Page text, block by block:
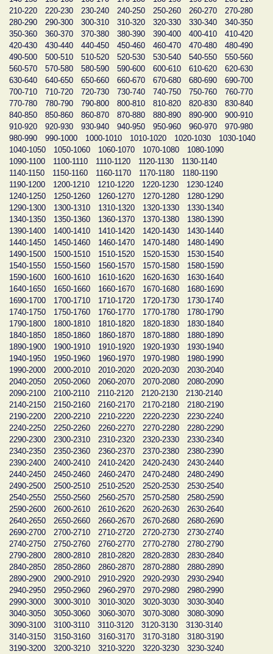
210-220
220-230 230-240 240-250 250-260 260-270
270-280
280-290
290-300 300-310 310-320 320-330 330-340
340-350
350-360
360-370 370-380 380-390 390-400 400-410
410-420
420-430
430-440 440-450 450-460 460-470 470-480
480-490
490-500
500-510 510-520 520-530 530-540 540-550
550-560
560-570
570-580 580-590 590-600 600-610 610-620
620-630
630-640
640-650 650-660 660-670 670-680 680-690
690-700
700-710
710-720 720-730 730-740 740-750 750-760
760-770
770-780
780-790 790-800 800-810 810-820 820-830
830-840
840-850
850-860 860-870 870-880 880-890 890-900
900-910
910-920
920-930 930-940 940-950 950-960 960-970
970-980
980-990
990-1000 1000-1010 1010-1020 1020-1030
1030-1040
1040-1050
1050-1060 1060-1070 1070-1080
1080-1090
1090-1100
1100-1110 1110-1120 1120-1130
1130-1140
1140-1150
1150-1160 1160-1170 1170-1180
1180-1190
1190-1200
1200-1210 1210-1220 1220-1230
1230-1240
1240-1250
1250-1260 1260-1270 1270-1280
1280-1290
1290-1300
1300-1310 1310-1320 1320-1330
1330-1340
1340-1350
1350-1360 1360-1370 1370-1380
1380-1390
1390-1400
1400-1410 1410-1420 1420-1430
1430-1440
1440-1450
1450-1460 1460-1470 1470-1480
1480-1490
1490-1500
1500-1510 1510-1520 1520-1530
1530-1540
1540-1550
1550-1560 1560-1570 1570-1580
1580-1590
1590-1600
1600-1610 1610-1620 1620-1630
1630-1640
1640-1650
1650-1660 1660-1670 1670-1680
1680-1690
1690-1700
1700-1710 1710-1720 1720-1730
1730-1740
1740-1750
1750-1760 1760-1770 1770-1780
1780-1790
1790-1800
1800-1810 1810-1820 1820-1830
1830-1840
1840-1850
1850-1860 1860-1870 1870-1880
1880-1890
1890-1900
1900-1910 1910-1920 1920-1930
1930-1940
1940-1950
1950-1960 1960-1970 1970-1980
1980-1990
1990-2000
2000-2010 2010-2020 2020-2030
2030-2040
2040-2050
2050-2060 2060-2070 2070-2080
2080-2090
2090-2100
2100-2110 2110-2120 2120-2130
2130-2140
2140-2150
2150-2160 2160-2170 2170-2180
2180-2190
2190-2200
2200-2210 2210-2220 2220-2230
2230-2240
2240-2250
2250-2260 2260-2270 2270-2280
2280-2290
2290-2300
2300-2310 2310-2320 2320-2330
2330-2340
2340-2350
2350-2360 2360-2370 2370-2380
2380-2390
2390-2400
2400-2410 2410-2420 2420-2430
2430-2440
2440-2450
2450-2460 2460-2470 2470-2480
2480-2490
2490-2500
2500-2510 2510-2520 2520-2530
2530-2540
2540-2550
2550-2560 2560-2570 2570-2580
2580-2590
2590-2600
2600-2610 2610-2620 2620-2630
2630-2640
2640-2650
2650-2660 2660-2670 2670-2680
2680-2690
2690-2700
2700-2710 2710-2720 2720-2730
2730-2740
2740-2750
2750-2760 2760-2770 2770-2780
2780-2790
2790-2800
2800-2810 2810-2820 2820-2830
2830-2840
2840-2850
2850-2860 2860-2870 2870-2880
2880-2890
2890-2900
2900-2910 2910-2920 2920-2930
2930-2940
2940-2950
2950-2960 2960-2970 2970-2980
2980-2990
2990-3000
3000-3010 3010-3020 3020-3030
3030-3040
3040-3050
3050-3060 3060-3070 3070-3080
3080-3090
3090-3100
3100-3110 3110-3120 3120-3130
3130-3140
3140-3150
3150-3160 3160-3170 3170-3180
3180-3190
3190-3200
3200-3210 3210-3220 3220-3230
3230-3240